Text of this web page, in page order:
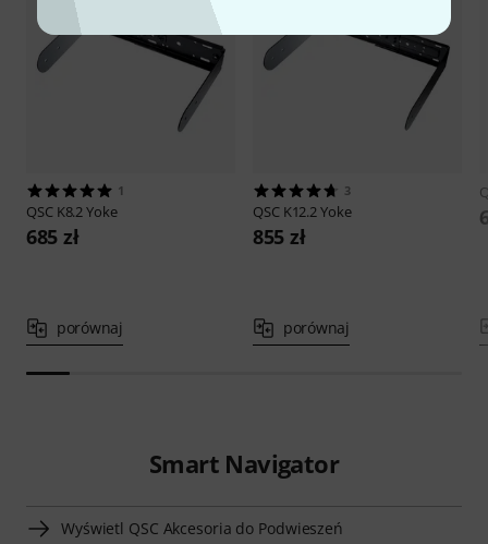
1
QSC K8.2 Yoke
685 zł
porównaj
3
QSC K12.2 Yoke
855 zł
porównaj
Smart Navigator
Wyświetl QSC Akcesoria do Podwieszeń